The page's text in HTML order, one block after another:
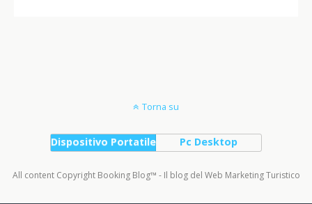
Torna su
Dispositivo Portatile Pc Desktop
All content Copyright Booking Blog™ - Il blog del Web Marketing Turistico